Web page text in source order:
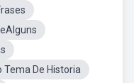
Tema De Historia